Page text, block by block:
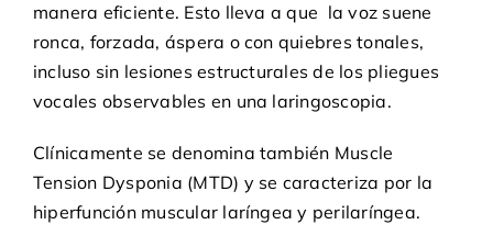
manera eficiente. Esto lleva a que la voz suene
ronca, forzada, áspera o con quiebres tonales,
incluso sin lesiones estructurales de los pliegues
vocales observables en una laringoscopia.
Clínicamente se denomina también Muscle
Tension Dysponia (MTD) y se caracteriza por la
hiperfunción muscular laríngea y perilaríngea.